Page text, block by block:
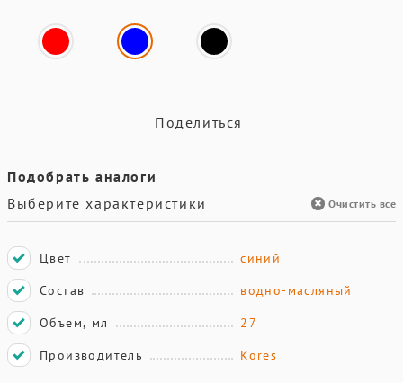
Поделиться
Подобрать аналоги
Выберите характеристики
Очистить все
Цвет
синий
Состав
водно-масляный
Объем, мл
27
Производитель
Kores